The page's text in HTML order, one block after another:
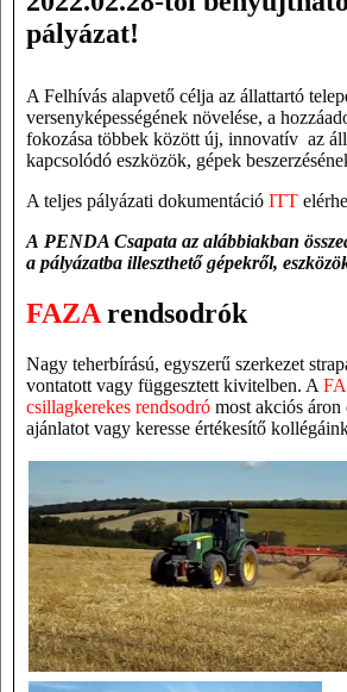
pályázat!
A Felhívás alapvető célja az állattartó
versenyképességének növelése, a
fokozása többek között új, innovatív az
kapcsolódó eszközök, gépek
A teljes pályázati dokumentáció ITT
A PENDA Csapata az alábbiakban
a pályázatba illeszthetőgépekről,
FAZA rendsodrók
Nagy teherbírású, egyszerű szerkezet
vontatott vagy függesztett kivitelben. A
csillagkerekes rendsodró most akciós áron
ajánlatot vagy keresse értékesítő